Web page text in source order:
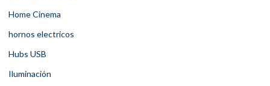
Home Cinema
hornos electricos
Hubs USB
Iluminación